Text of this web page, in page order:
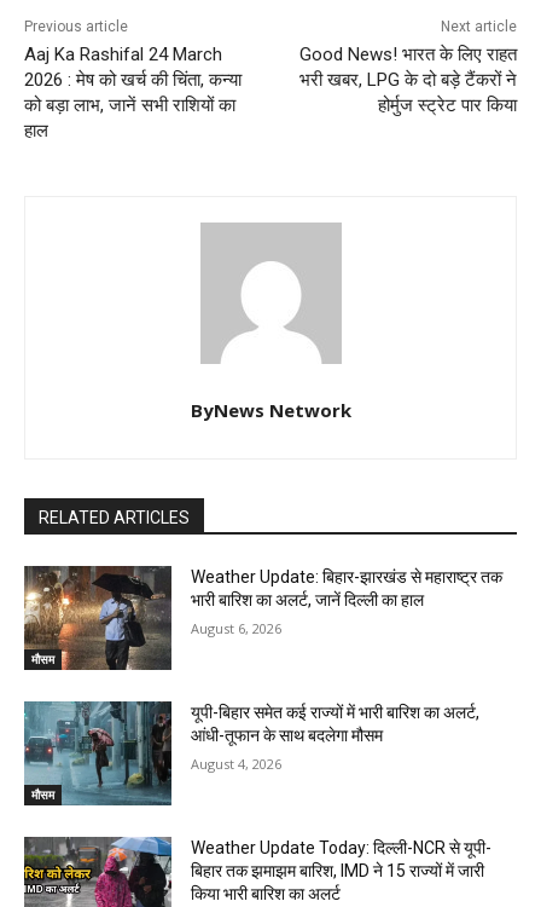
Previous article
Aaj Ka Rashifal 24 March
2026 : मेष को खर्च की चिंता, कन्या
को बड़ा लाभ, जानें सभी राशियों का
हाल
Next article
Good News! भारत के लिए राहत
भरी खबर, LPG के दो बड़े टैंकरों ने
होर्मुज स्ट्रेट पार किया
ByNews Network
RELATED ARTICLES
मौसम
Weather Update: बिहार-झारखंड से महाराष्ट्र तक
भारी बारिश का अलर्ट, जानें दिल्ली का हाल
August 6, 2026
मौसम
यूपी-बिहार समेत कई राज्यों में भारी बारिश का अलर्ट,
आंधी-तूफान के साथ बदलेगा मौसम
August 4, 2026
Weather Update Today: दिल्ली-NCR से यूपी-
बिहार तक झमाझम बारिश, IMD ने 15 राज्यों में जारी
किया भारी बारिश का अलर्ट